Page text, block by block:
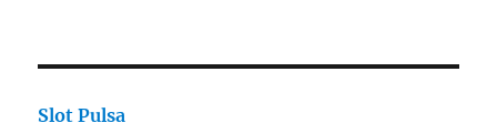
Slot Pulsa